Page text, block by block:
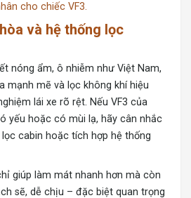
cho chiếc VF3.
và hệ thống lọc
nóng ẩm, ô nhiễm như Việt Nam,
mạnh mẽ và lọc không khí hiệu
lái xe rõ rệt. Nếu VF3 của
yếu hoặc có mùi lạ, hãy cân nhắc
cabin hoặc tích hợp hệ thống
giúp làm mát nhanh hơn mà còn
sẽ, dễ chịu – đặc biệt quan trọng